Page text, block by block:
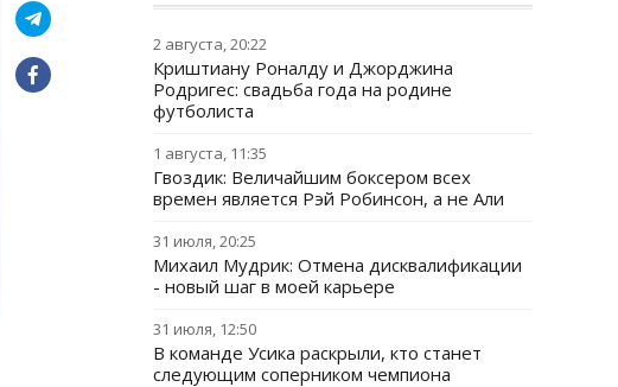
2 августа, 20:22
Криштиану Роналду и Джорджина
Родригес: свадьба года на родине
футболиста
1 августа, 11:35
Гвоздик: Величайшим боксером всех
времен является Рэй Робинсон, а не Али
31 июля, 20:25
Михаил Мудрик: Отмена дисквалификации
- новый шаг в моей карьере
31 июля, 12:50
В команде Усика раскрыли, кто станет
следующим соперником чемпиона